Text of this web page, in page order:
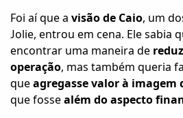
Foi aí que a visão de Caio, um
Jolie, entrou em cena. Ele sabia
encontrar uma maneira de
operação, mas também queria
queagregasse valor à imagem
que fossealém do aspecto